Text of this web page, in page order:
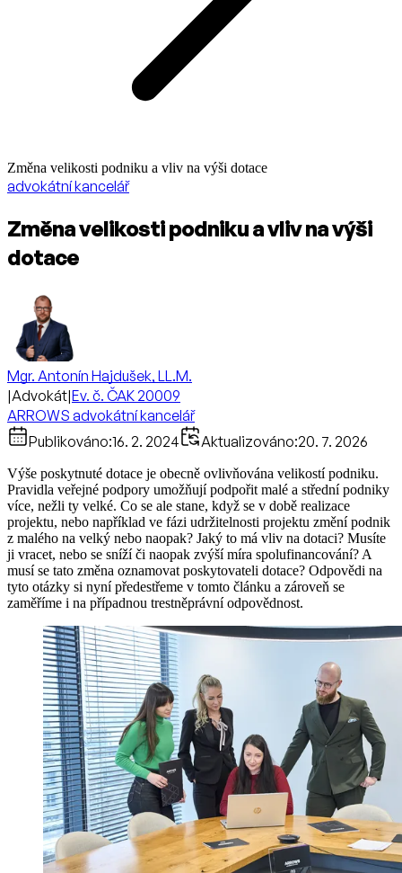
Změna velikosti podniku a vliv na výši dotace
advokátní kancelář
Změna velikosti podniku a vliv na výši
dotace
Mgr. Antonín Hajdušek, LL.M.
|Advokát|Ev. č. ČAK 20009
ARROWS advokátní kancelář
Publikováno:16. 2. 2024 Aktualizováno:20. 7. 2026
Výše poskytnuté dotace je obecně ovlivňována velikostí podniku.
Pravidla veřejné podpory umožňují podpořit malé a střední podniky
více, nežli ty velké. Co se ale stane, když se v době realizace
projektu, nebo například ve fázi udržitelnosti projektu změní podnik
z malého na velký nebo naopak? Jaký to má vliv na dotaci? Musíte
ji vracet, nebo se sníží či naopak zvýší míra spolufinancování? A
musí se tato změna oznamovat poskytovateli dotace? Odpovědi na
tyto otázky si nyní předestřeme v tomto článku a zároveň se
zaměříme i na případnou trestněprávní odpovědnost.